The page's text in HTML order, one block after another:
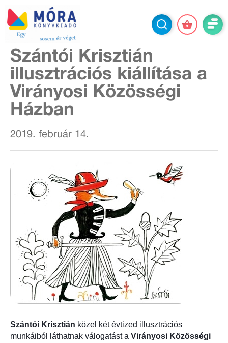
Szántói Krisztián
illusztrációs kiállítása a
Virányosi Közösségi
Házban
2019. február 14.
Szántói Krisztián közel két évtized illusztrációs
munkáiból láthatnak válogatást a Virányosi Közösségi